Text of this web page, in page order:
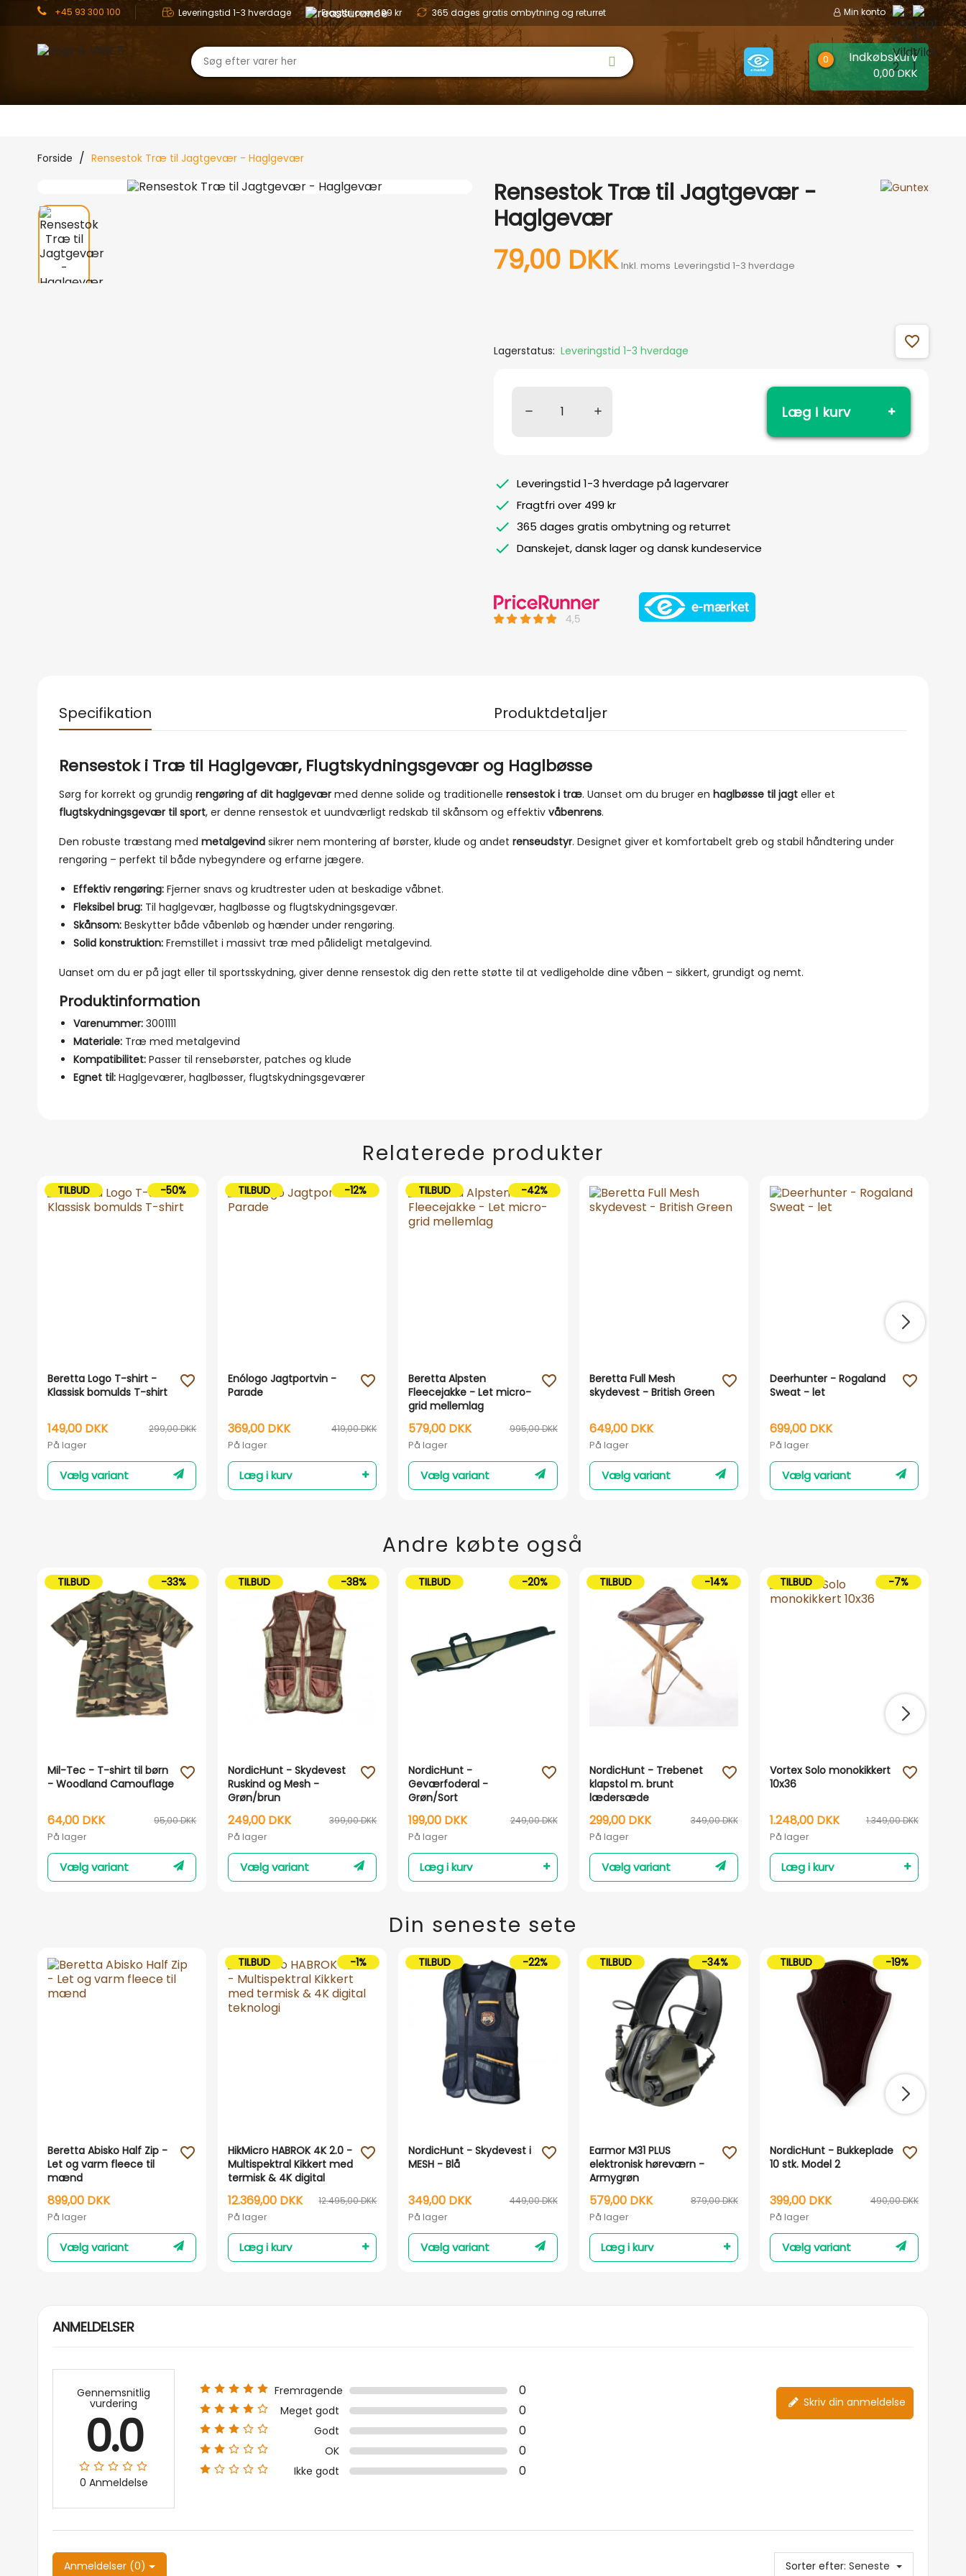
+45 93 300 100 Leveringstid 1-3 hverdage Fragtfri over 499 kr 365 dages gratis ombytning og returret Min konto
Indkøbskurv
0,00 DKK
JAGT OUTDOOR TØJ & SKO OPTIK BØRN HUND NYHEDER OUTLET GAVEIDEER MÆRKER
Forside Rensestok Træ til Jagtgevær - Haglgevær
Rensestok Træ til Jagtgevær -
Haglgevær
79,00 DKK Inkl. moms Leveringstid 1-3 hverdage
Lagerstatus: Leveringstid 1-3 hverdage
favorite_outline
Læg i kurv
Leveringstid 1-3 hverdage på lagervarer
Fragtfri over 499 kr
365 dages gratis ombytning og returret
Danskejet, dansk lager og dansk kundeservice
Specifikation Produktdetaljer
Rensestok i Træ til Haglgevær, Flugtskydningsgevær og Haglbøsse
Sørg for korrekt og grundig rengøring af dit haglgevær med denne solide og traditionelle rensestok i træ. Uanset om du bruger en haglbøsse til jagt eller et
flugtskydningsgevær til sport, er denne rensestok et uundværligt redskab til skånsom og effektiv våbenrens.
Den robuste træstang med metalgevind sikrer nem montering af børster, klude og andet renseudstyr. Designet giver et komfortabelt greb og stabil håndtering under
rengøring – perfekt til både nybegyndere og erfarne jægere.
Effektiv rengøring: Fjerner snavs og krudtrester uden at beskadige våbnet.
Fleksibel brug: Til haglgevær, haglbøsse og flugtskydningsgevær.
Skånsom: Beskytter både våbenløb og hænder under rengøring.
Solid konstruktion: Fremstillet i massivt træ med pålideligt metalgevind.
Uanset om du er på jagt eller til sportsskydning, giver denne rensestok dig den rette støtte til at vedligeholde dine våben – sikkert, grundigt og nemt.
Produktinformation
Varenummer: 3001111
Materiale: Træ med metalgevind
Kompatibilitet: Passer til rensebørster, patches og klude
Egnet til: Haglgeværer, haglbøsser, flugtskydningsgeværer
Relaterede produkter
Beretta Logo T-shirt -
Klassisk bomulds T-shirt
299,00 DKK
149,00 DKK
På lager
Vælg variant
favorite_outline
TILBUD -50%
Enólogo Jagtportvin -
Parade
419,00 DKK
369,00 DKK
På lager
Læg i kurv
favorite_outline
TILBUD -12%
Beretta Alpsten
Fleecejakke - Let micro-
grid mellemlag
995,00 DKK
579,00 DKK
På lager
Vælg variant
favorite_outline
TILBUD -42%
Beretta Full Mesh
skydevest - British Green
649,00 DKK
På lager
Vælg variant
favorite_outline
Deerhunter - Rogaland
Sweat - let
699,00 DKK
På lager
Vælg variant
favorite_outline
Andre købte også
Mil-Tec - T-shirt til børn
- Woodland Camouflage
95,00 DKK
64,00 DKK
På lager
Vælg variant
favorite_outline
TILBUD -33%
NordicHunt - Skydevest
Ruskind og Mesh -
Grøn/brun
399,00 DKK
249,00 DKK
På lager
Vælg variant
favorite_outline
TILBUD -38%
NordicHunt -
Geværfoderal -
Grøn/Sort
249,00 DKK
199,00 DKK
På lager
Læg i kurv
favorite_outline
TILBUD -20%
NordicHunt - Trebenet
klapstol m. brunt
lædersæde
349,00 DKK
299,00 DKK
På lager
Vælg variant
favorite_outline
TILBUD -14%
Vortex Solo monokikkert
10x36
1.349,00 DKK
1.248,00 DKK
På lager
Læg i kurv
favorite_outline
TILBUD -7%
Din seneste sete
Beretta Abisko Half Zip -
Let og varm fleece til
mænd
899,00 DKK
På lager
Vælg variant
favorite_outline
HikMicro HABROK 4K 2.0 -
Multispektral Kikkert med
termisk & 4K digital
teknologi
12.495,00 DKK
12.369,00 DKK
På lager
Læg i kurv
favorite_outline
TILBUD -1%
NordicHunt - Skydevest i
MESH - Blå
449,00 DKK
349,00 DKK
På lager
Vælg variant
favorite_outline
TILBUD -22%
Earmor M31 PLUS
elektronisk høreværn -
Armygrøn
879,00 DKK
579,00 DKK
På lager
Læg i kurv
favorite_outline
TILBUD -34%
NordicHunt - Bukkeplade
10 stk. Model 2
490,00 DKK
399,00 DKK
På lager
Vælg variant
favorite_outline
TILBUD -19%
ANMELDELSER
Gennemsnitlig
vurdering
0.0
0 Anmeldelse
Fremragende 0
Meget godt 0
Godt 0
OK 0
Ikke godt 0
Skriv din anmeldelse
Anmeldelser (0) Sorter efter: Seneste